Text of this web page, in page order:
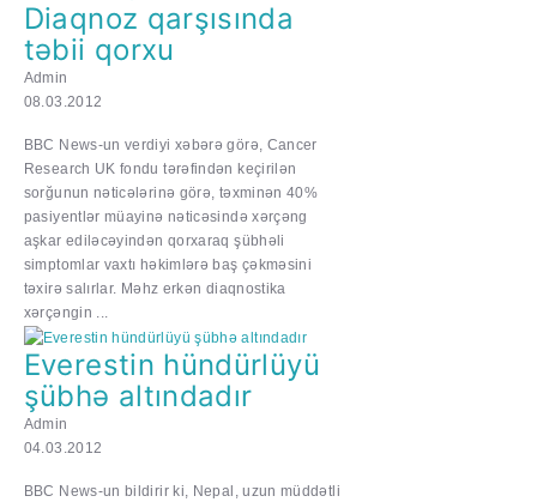
Diaqnoz qarşısında
təbii qorxu
Admin
08.03.2012
BBC News-un verdiyi xəbərə görə, Cancer
Research UK fondu tərəfindən keçirilən
sorğunun nəticələrinə görə, təxminən 40%
pasiyentlər müayinə nəticəsində xərçəng
aşkar ediləcəyindən qorxaraq şübhəli
simptomlar vaxtı həkimlərə baş çəkməsini
təxirə salırlar. Məhz erkən diaqnostika
xərçəngin ...
Everestin hündürlüyü
şübhə altındadır
Admin
04.03.2012
BBC News-un bildirir ki, Nepal, uzun müddətli